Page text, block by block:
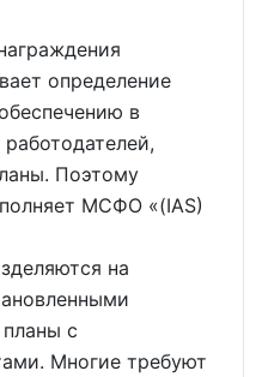
определение
в
Поэтому
МСФО
(IAS)
на
с
Многие требуют